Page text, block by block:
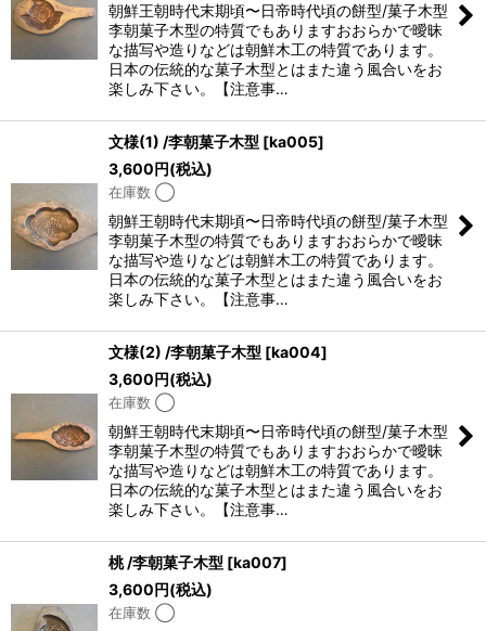
朝鮮王朝時代末期頃〜日帝時代頃の餅型/菓子木型
李朝菓子木型の特質でもありますおおらかで曖昧
な描写や造りなどは朝鮮木工の特質であります。
日本の伝統的な菓子木型とはまた違う風合いをお
楽しみ下さい。【注意事…
文様(1) /李朝菓子木型 [ka005]
3,600円(税込)
在庫数 ◯
朝鮮王朝時代末期頃〜日帝時代頃の餅型/菓子木型
李朝菓子木型の特質でもありますおおらかで曖昧
な描写や造りなどは朝鮮木工の特質であります。
日本の伝統的な菓子木型とはまた違う風合いをお
楽しみ下さい。【注意事…
文様(2) /李朝菓子木型 [ka004]
3,600円(税込)
在庫数 ◯
朝鮮王朝時代末期頃〜日帝時代頃の餅型/菓子木型
李朝菓子木型の特質でもありますおおらかで曖昧
な描写や造りなどは朝鮮木工の特質であります。
日本の伝統的な菓子木型とはまた違う風合いをお
楽しみ下さい。【注意事…
桃 /李朝菓子木型 [ka007]
3,600円(税込)
在庫数 ◯